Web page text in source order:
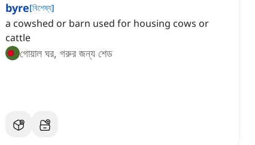
byre[বিশেষ্য]
a cowshed or barn used for housing cows or
cattle
গোয়াল ঘর, গরুর জন্য শেড